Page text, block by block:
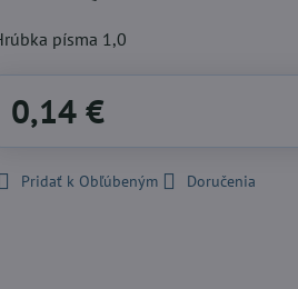
písma 1,0
0,14 €
Pridať k Obľúbeným Doručenia